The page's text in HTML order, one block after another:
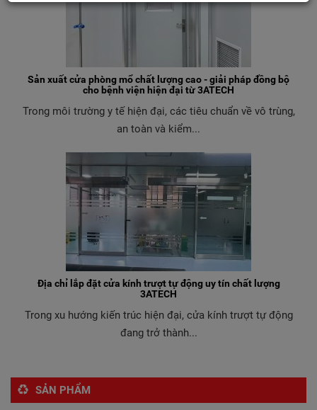
Sản xuất cửa phòng mổ chất lượng cao - giải pháp đồng bộ
cho bệnh viện hiện đại từ 3ATECH
Trong môi trường y tế hiện đại, các tiêu chuẩn về vô trùng,
an toàn và kiểm...
Địa chỉ lắp đặt cửa kính trượt tự động uy tín chất lượng
3ATECH
Trong xu hướng kiến trúc hiện đại, cửa kính trượt tự động
đang trở thành...
SẢN PHẨM